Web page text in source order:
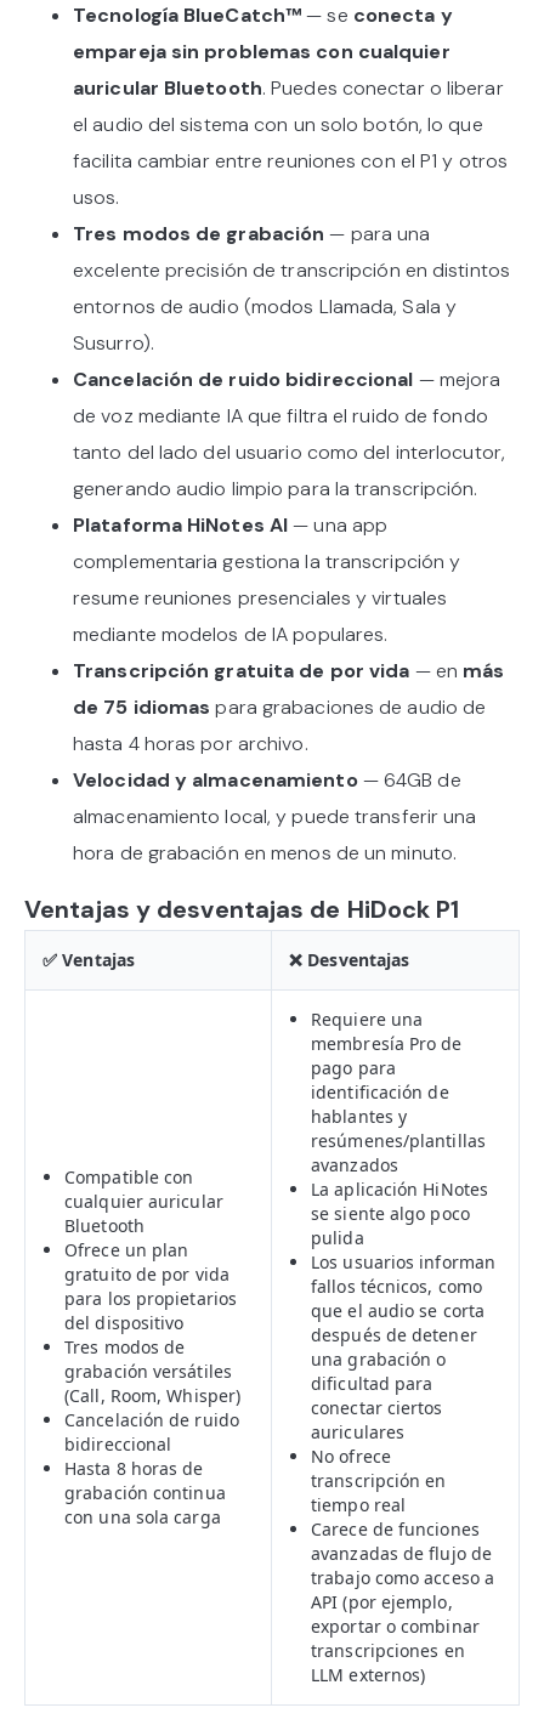
Tecnología BlueCatch™— se conecta y
empareja sin problemas con cualquier
auricular Bluetooth. Puedes conectar o liberar
el audio del sistema con un solo botón, lo que
facilita cambiar entre reuniones con el P1 y otros
usos.
Tres modos de grabación — para una
excelente precisión de transcripción en distintos
entornos de audio (modos Llamada, Sala y
Susurro).
Cancelación de ruido bidireccional — mejora
de voz mediante IA que filtra el ruido de fondo
tanto del lado del usuario como del interlocutor,
generando audio limpio para la transcripción.
Plataforma HiNotes AI— una app
complementaria gestiona la transcripción y
resume reuniones presenciales y virtuales
mediante modelos de IA populares.
Transcripción gratuita de por vida — en más
de 75 idiomas para grabaciones de audio de
hasta 4 horas por archivo.
Velocidad y almacenamiento— 64GB de
almacenamiento local, y puede transferir una
hora de grabación en menos de un minuto.
Ventajas y desventajas de HiDock P1
✅ Ventajas ❌ Desventajas
Compatible con
cualquier auricular
Bluetooth
Ofrece un plan
gratuito de por vida
para los propietarios
del dispositivo
Tres modos de
grabación versátiles
(Call, Room, Whisper)
Cancelación de ruido
bidireccional
Hasta 8 horas de
grabación continua
con una sola carga
Requiere una
membresía Pro de
pago para
identificación de
hablantes y
resúmenes/plantillas
avanzados
La aplicación HiNotes
se siente algo poco
pulida
Los usuarios informan
fallos técnicos, como
que el audio se corta
después de detener
una grabación o
dificultad para
conectar ciertos
auriculares
No ofrece
transcripción en
tiempo real
Carece de funciones
avanzadas de flujo de
trabajo como acceso a
API (por ejemplo,
exportar o combinar
transcripciones en
LLM externos)